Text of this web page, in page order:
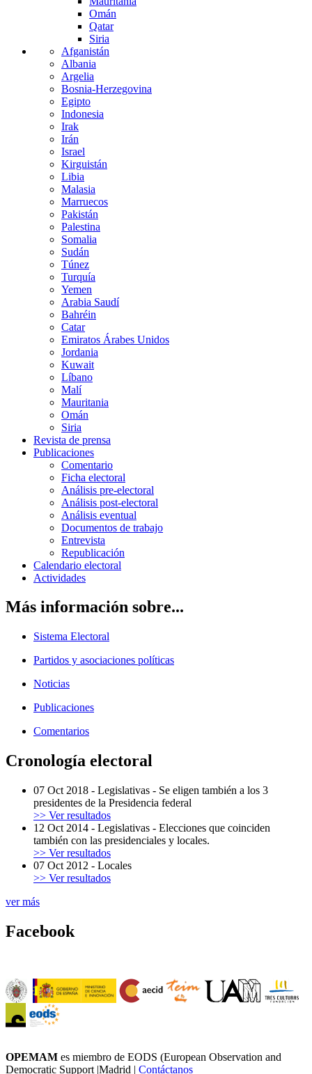
Omán
Qatar
Siria
Afganistán
Albania
Argelia
Bosnia-Herzegovina
Egipto
Indonesia
Irak
Irán
Israel
Kirguistán
Libia
Malasia
Marruecos
Pakistán
Palestina
Somalia
Sudán
Túnez
Turquía
Yemen
Arabia Saudí
Bahréin
Catar
Emiratos Árabes Unidos
Jordania
Kuwait
Líbano
Malí
Mauritania
Omán
Siria
Revista de prensa
Publicaciones
Comentario
Ficha electoral
Análisis pre-electoral
Análisis post-electoral
Análisis eventual
Documentos de trabajo
Entrevista
Republicación
Calendario electoral
Actividades
Más información sobre...
Sistema Electoral
Partidos y asociaciones políticas
Noticias
Publicaciones
Comentarios
Cronología electoral
07 Oct 2018 - Legislativas - Se eligen también a los 3
presidentes de la Presidencia federal
>> Ver resultados
12 Oct 2014 - Legislativas - Elecciones que coinciden
también con las presidenciales y locales.
>> Ver resultados
07 Oct 2012 - Locales
>> Ver resultados
ver más
Facebook
OPEMAM es miembro de EODS (European Observation and
Democratic Support |Madrid | Contáctanos